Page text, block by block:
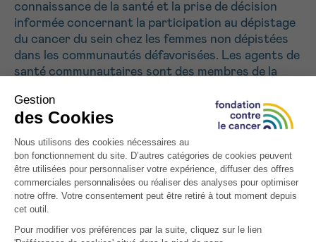
connaissance de la santé et la prise de décision
informée concernant la participation au dépistage
du cancer du sein chez les femmes non dépistées
dans les communautés défavorisées. Les agents de
santé communautaires sont des membres de la
servent de « pont » entre le système de soins de
santé et la communauté en fournissant des
informations sur mesure sur le dépistage du
cancer du sein. Au niveau international, les ASC se
sont avérés efficaces pour diffuser des
informations sur la santé, améliorer l’accès aux
soins et aider les populations vulnérables à
actuellement testés à l’échelle locale pour